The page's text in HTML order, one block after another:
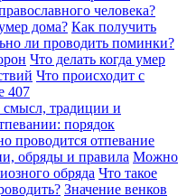
человека?
дома? Как получить
ли проводить поминки?
Что делать когда умер
Что происходит с
407
традиции и
порядок
проводится отпевание
обряды и правила Можно
обряда Что такое
Значение венков